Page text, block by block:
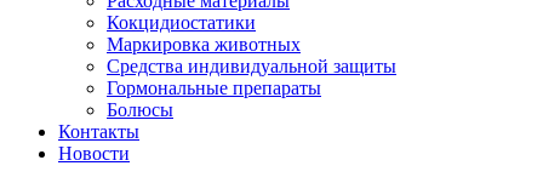
Кокцидиостатики
Маркировка животных
Средства индивидуальной защиты
Гормональные препараты
Болюсы
Контакты
Новости